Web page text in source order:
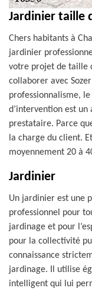
Jardinier taille
Chers habitants à
jardinier
votre projet de taille
collaborer avec
professionnalisme,
d’intervention est
prestataire. Parce
la charge du client.
moyennement 20 à
Jardinier
Un jardinier est une
professionnel pour
jardinage et pour
pour la collectivité
connaissance
jardinage. Il utilise
intelligent qui lui